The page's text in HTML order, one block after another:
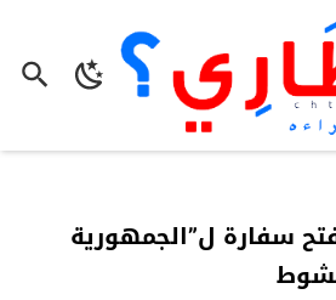
سفارة ل”الجمهورية